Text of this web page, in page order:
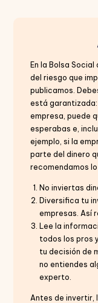
En la Bolsa
del riesgo que
publicamos.
está garantizada:
empresa, puede
esperabas e,
ejemplo, si la
parte del dinero
recomendamos
No inviertas
Diversifica tu
empresas. Así
Lee la
todos los pros
tu decisión de
no entiendes
experto.
Antes de invertir,